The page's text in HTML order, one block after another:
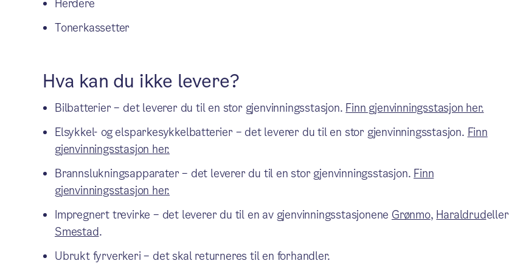
Herdere
Tonerkassetter
Hva kan du ikke levere?
Bilbatterier – det leverer du til en stor gjenvinningsstasjon. Finn gjenvinningsstasjon her.
Elsykkel- og elsparkesykkelbatterier – det leverer du til en stor gjenvinningsstasjon. Finn
gjenvinningsstasjon her.
Brannslukningsapparater – det leverer du til en stor gjenvinningsstasjon. Finn
gjenvinningsstasjon her.
Impregnert trevirke – det leverer du til en av gjenvinningsstasjonene Grønmo, Haraldrudeller
Smestad.
Ubrukt fyrverkeri – det skal returneres til en forhandler.